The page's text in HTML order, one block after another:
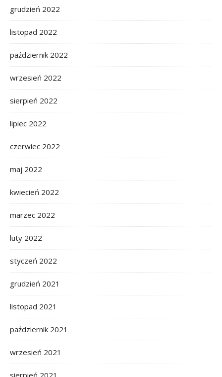
grudzień 2022
listopad 2022
październik 2022
wrzesień 2022
sierpień 2022
lipiec 2022
czerwiec 2022
maj 2022
kwiecień 2022
marzec 2022
luty 2022
styczeń 2022
grudzień 2021
listopad 2021
październik 2021
wrzesień 2021
sierpień 2021